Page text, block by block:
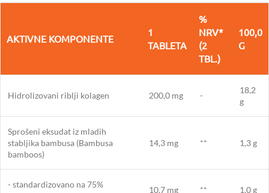
AKTIVNE KOMPONENTE
1
TABLETA
%
NRV*
(2
TBL.)
100,0
G
Hidrolizovani riblji kolagen 200,0 mg -
18,2
g
Sprošeni eksudat iz mladih
stabljika bambusa (Bambusa
bamboos)
14,3 mg ** 1,3 g
- standardizovano na 75%
10,7 mg ** 1,0 g